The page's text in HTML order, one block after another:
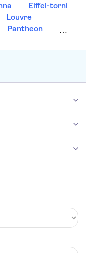
Eiffel-torni
Louvre
Pantheon